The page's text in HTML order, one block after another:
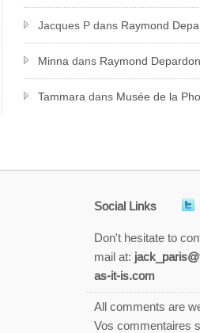
Jacques P dans Raymond
Minna dans Raymond
Tammara dans Musée de la
Social Links
Don't hesitate to
mail at:
as-it-is.com
All comments are
Vos commentaires